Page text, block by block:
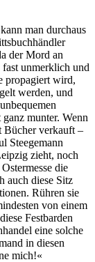
man durchaus
der Mord an
unmerklich und
propagiert wird,
werden, und
munter. Wenn
Bücher verkauft –
Steegemann
zieht, noch
die
auch diese Sitz
Rühren sie
von einem
Festbarden
eine solche
in diesen
mich!«